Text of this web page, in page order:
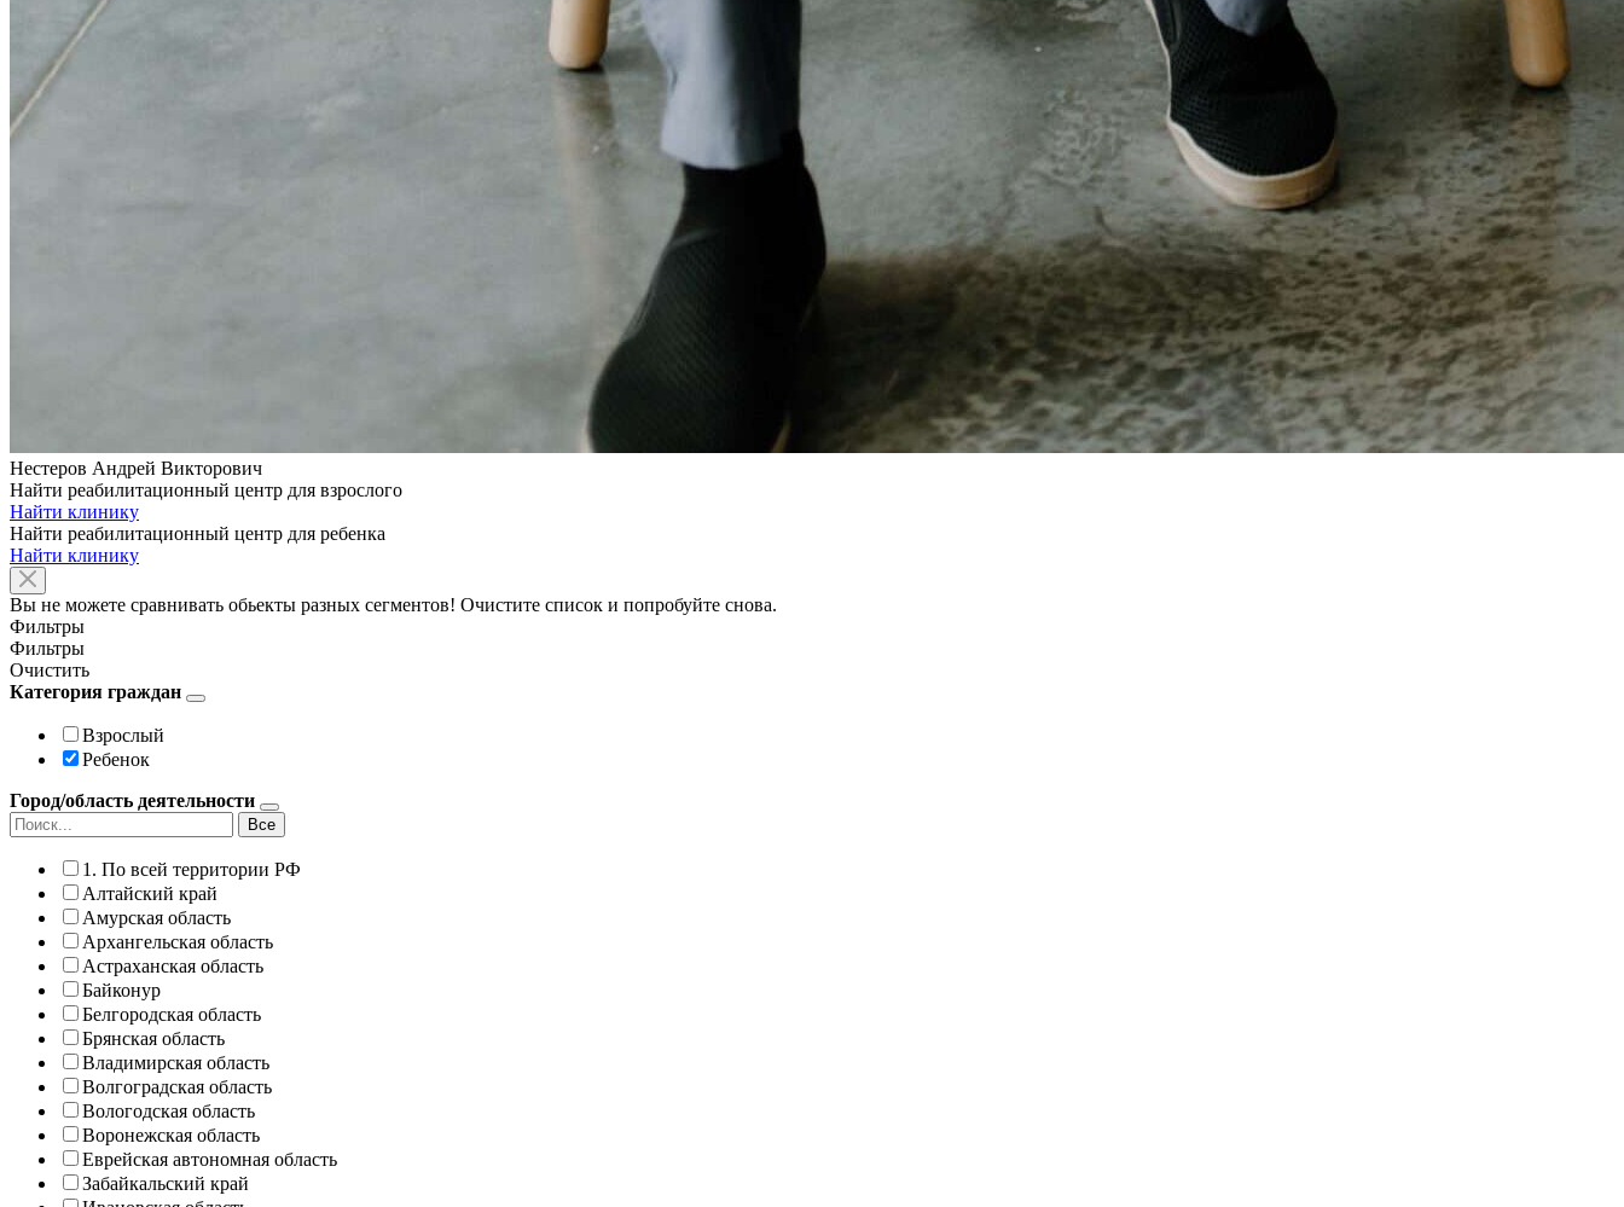
Нестеров Андрей Викторович
Найти реабилитационный центр для взрослого
Найти клинику
Найти реабилитационный центр для ребенка
Найти клинику
Вы не можете сравнивать обьекты разных сегментов! Очистите список и попробуйте снова.
Фильтры
Фильтры
Очистить
Категория граждан
Взрослый
Ребенок
Город/область деятельности
Все
1. По всей территории РФ
Алтайский край
Амурская область
Архангельская область
Астраханская область
Байконур
Белгородская область
Брянская область
Владимирская область
Волгоградская область
Вологодская область
Воронежская область
Еврейская автономная область
Забайкальский край